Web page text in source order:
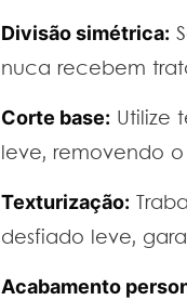
Divisão simétrica:
nuca recebem
Corte base: Utilize
leve, removendo
Texturização:
desfiado leve,
Acabamento